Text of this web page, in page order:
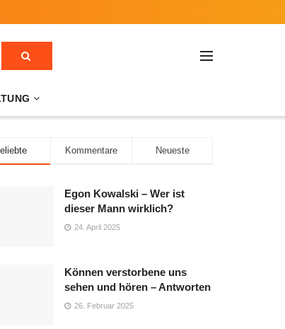
Kommentare Neueste
Egon Kowalski – Wer ist
dieser Mann wirklich?
24. April 2025
Können verstorbene uns
sehen und hören – Antworten
26. Februar 2025